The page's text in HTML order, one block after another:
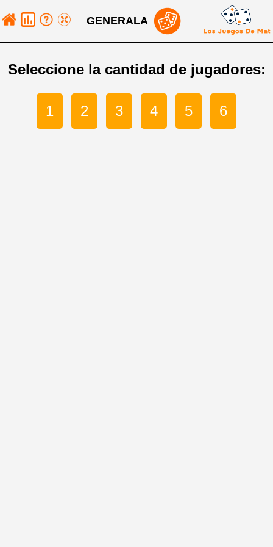
GENERALA
Seleccione la cantidad de jugadores:
1 2 3 4 5 6